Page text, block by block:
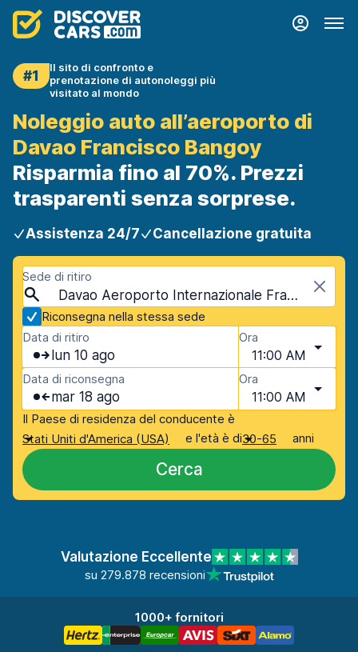
#1
Il sito di confronto e
prenotazione di autonoleggi più
visitato al mondo
Noleggio auto all’aeroporto di
Davao Francisco Bangoy
Risparmia fino al 70%. Prezzi
trasparenti senza sorprese.
Assistenza 24/7 Cancellazione gratuita
Sede di ritiro
Davao Aeroporto Internazionale Francisco Bangoy (DVO), Davao, Filippine
Riconsegna nella stessa sede
Data di ritiro
lun 10 ago
Ora
11:00 AM
Data di riconsegna
mar 18 ago
Ora
11:00 AM
Il Paese di residenza del conducente è
Stati Uniti d'America (USA)
e l'età è di30-65 anni
Cerca
Valutazione Eccellente
su 279.878 recensioni
1000+ fornitori